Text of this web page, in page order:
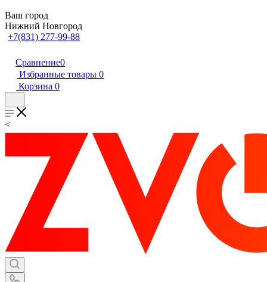
Ваш город
Нижний Новгород
+7(831) 277-99-88
Сравнение0
Избранные товары 0
Корзина 0
<